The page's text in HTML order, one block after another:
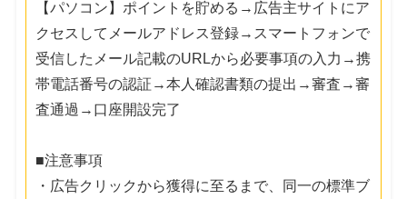
【パソコン】ポイントを貯める→広告主サイトにア
クセスしてメールアドレス登録→スマートフォンで
受信したメール記載のURLから必要事項の入力→携
帯電話番号の認証→本人確認書類の提出→審査→審
査通過→口座開設完了
■注意事項
・広告クリックから獲得に至るまで、同一の標準ブ